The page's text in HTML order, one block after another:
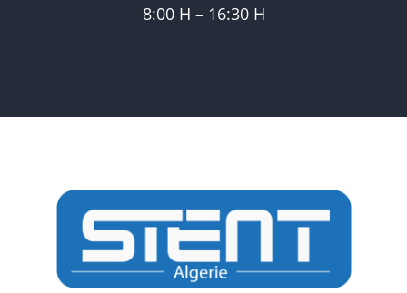
8:00 H – 16:30 H